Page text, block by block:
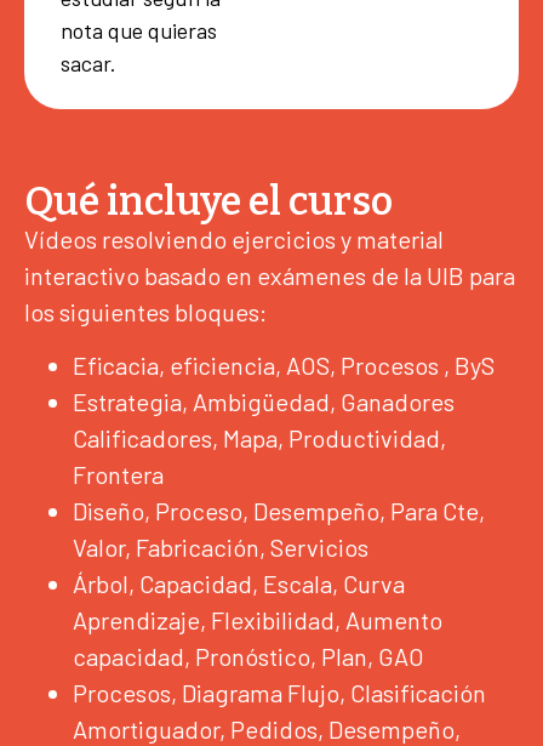
nota que quieras
sacar.
Qué incluye el curso
Vídeos resolviendo ejercicios y material
interactivo basado en exámenes de la UIB para
los siguientes bloques:
Eficacia, eficiencia, AOS, Procesos , ByS
Estrategia, Ambigüedad, Ganadores
Calificadores, Mapa, Productividad,
Frontera
Diseño, Proceso, Desempeño, Para Cte,
Valor, Fabricación, Servicios
Árbol, Capacidad, Escala, Curva
Aprendizaje, Flexibilidad, Aumento
capacidad, Pronóstico, Plan, GAO
Procesos, Diagrama Flujo, Clasificación
Amortiguador, Pedidos, Desempeño,